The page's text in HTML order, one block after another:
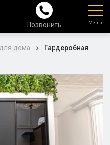
Позвонить Меню
дома
Гардеробная